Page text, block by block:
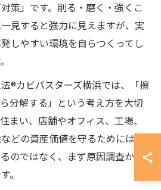
策」です。削る・磨く・強くこ
見すると強力に見えますが、実
しやすい環境を自らつくってし
®カビバスターズ横浜では、「擦
分解する」という考え方を大切
まい、店舗やオフィス、工場、
どの資産価値を守るためには、
のではなく、まず原因調査から
。